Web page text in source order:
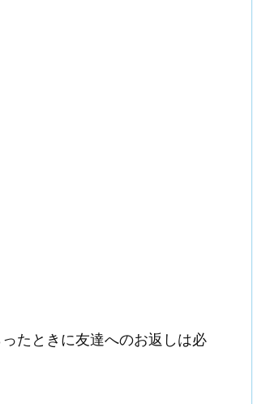
たときに友達へのお返しは必